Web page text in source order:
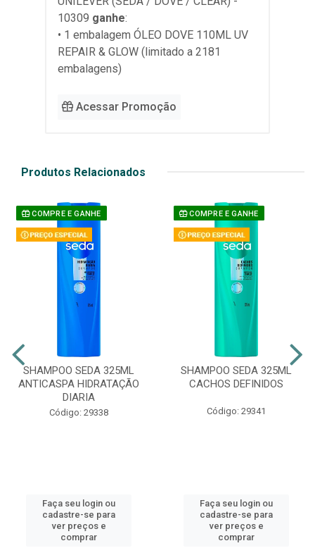
10309 ganhe:
• 1 embalagem ÓLEO DOVE 110ML UV
REPAIR & GLOW (limitado a 2181
embalagens)
Acessar Promoção
Produtos Relacionados
COMPRE E GANHE
SHAMPOO SEDA 325ML
ANTICASPA HIDRATAÇÃO
DIARIA
Código: 29338
Faça seu login ou
cadastre-se para
ver preços e
comprar
COMPRE E GANHE
SHAMPOO SEDA 325ML
CACHOS DEFINIDOS
Código: 29341
Faça seu login ou
cadastre-se para
ver preços e
comprar